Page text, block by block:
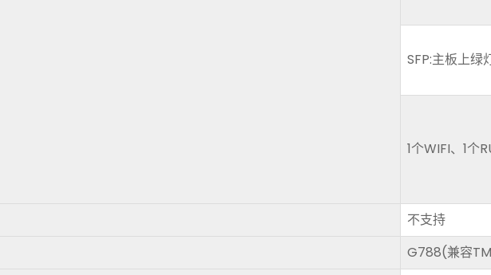
SFP:主板上绿
1个WIFI、1个
不支持
G788(兼容